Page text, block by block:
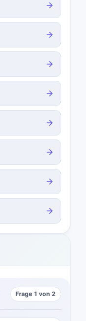
Frage 1 von 2